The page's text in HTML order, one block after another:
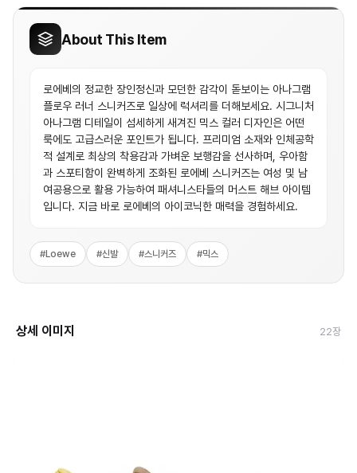
About This Item
로에베의 정교한 장인정신과 모던한 감각이 돋보이는 아나그램
플로우 러너 스니커즈로 일상에 럭셔리를 더해보세요. 시그니처
아나그램 디테일이 섬세하게 새겨진 믹스 컬러 디자인은 어떤
룩에도 고급스러운 포인트가 됩니다. 프리미엄 소재와 인체공학
적 설계로 최상의 착용감과 가벼운 보행감을 선사하며, 우아함
과 스포티함이 완벽하게 조화된 로에베 스니커즈는 여성 및 남
여공용으로 활용 가능하여 패셔니스타들의 머스트 해브 아이템
입니다. 지금 바로 로에베의 아이코닉한 매력을 경험하세요.
#Loewe #신발 #스니커즈 #믹스
상세 이미지 22장